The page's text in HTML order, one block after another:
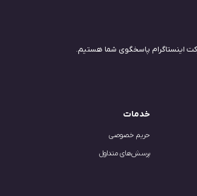
اینستاگرام پاسخگوی شما هستیم.
خدمات
حریم خصوصی
پرسش‌های متداول